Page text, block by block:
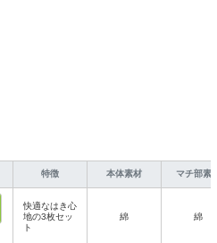
特徴 本体素材 マチ部素材
快適なはき心
地の3枚セッ
ト
綿 綿